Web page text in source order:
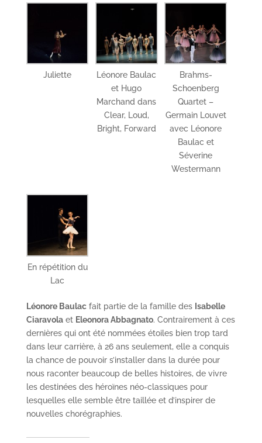
Juliette
Léonore Baulac
et Hugo
Marchand dans
Clear, Loud,
Bright, Forward
Brahms-
Schoenberg
Quartet –
Germain Louvet
avec Léonore
Baulac et
Séverine
Westermann
En répétition du
Lac
Léonore Baulacfait partie de la famille des Isabelle
Ciaravolaet Eleonora Abbagnato. Contrairement à ces
dernières qui ont été nommées étoiles bien trop tard
dans leur carrière, à 26 ans seulement, elle a conquis
la chance de pouvoir s’installer dans la durée pour
nous raconter beaucoup de belles histoires, de vivre
les destinées des héroïnes néo-classiques pour
lesquelles elle semble être taillée et d’inspirer de
nouvelles chorégraphies.